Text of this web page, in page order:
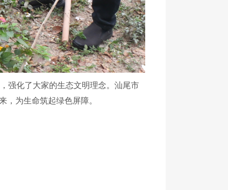
强化了大家的生态文明理念。汕尾市
，为生命筑起绿色屏障。